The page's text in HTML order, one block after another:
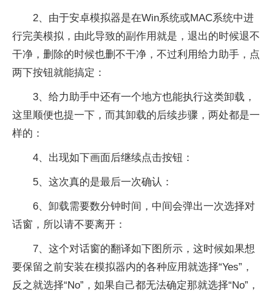
2、由于安卓模拟器是在Win系统或MAC系统中进
行完美模拟，由此导致的副作用就是，退出的时候退不
干净，删除的时候也删不干净，不过利用给力助手，点
两下按钮就能搞定：
3、给力助手中还有一个地方也能执行这类卸载，
这里顺便也提一下，而其卸载的后续步骤，两处都是一
样的：
4、出现如下画面后继续点击按钮：
5、这次真的是最后一次确认：
6、卸载需要数分钟时间，中间会弹出一次选择对
话窗，所以请不要离开：
7、这个对话窗的翻译如下图所示，这时候如果想
要保留之前安装在模拟器内的各种应用就选择“Yes”，
反之就选择“No”，如果自己都无法确定那就选择“No”，